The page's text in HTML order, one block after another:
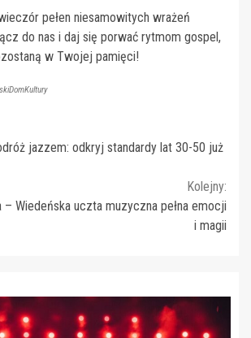
pełen niesamowitych wrażeń
do nas i daj się porwać rytmom gospel,
w Twojej pamięci!
jazzem: odkryj standardy lat 30-50 już
Kolejny:
– Wiedeńska uczta muzyczna pełna emocji
i magii